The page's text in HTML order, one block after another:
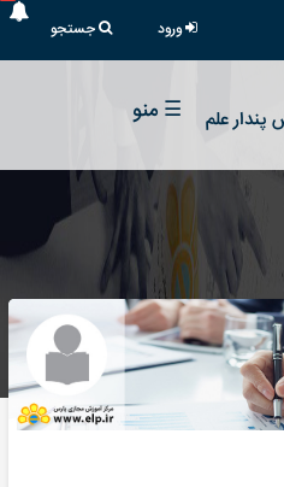
ورود جستجو
پندار علم
☰ منو